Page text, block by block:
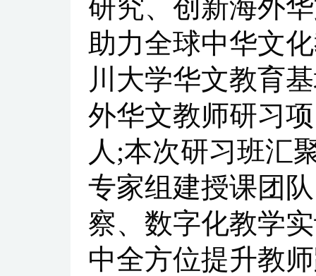
研究、创新海外
助力全球中华文
川大学华文教育
外华文教师研习
人;本次研习班汇
专家组建授课团
察、数字化教学
中全方位提升教